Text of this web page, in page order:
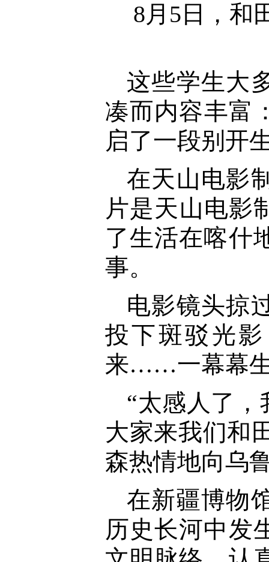
8月5日，和
这些学生大
凑而内容丰富
启了一段别开
在天山电影
片是天山电影
了生活在喀什
事。
电影镜头掠
投下斑驳光
来……一幕幕生
“太感人了
大家来我们和
森热情地向乌
在新疆博物
历史长河中发